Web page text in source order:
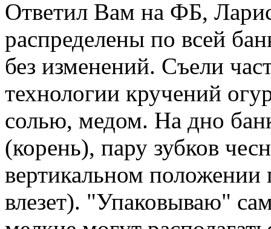
Ответил Вам на ФБ,
распределены по всей
без изменений. Съели
технологии кручений
солью, медом. На дно
(корень), пару зубков
вертикальном
влезет). "Упаковываю"